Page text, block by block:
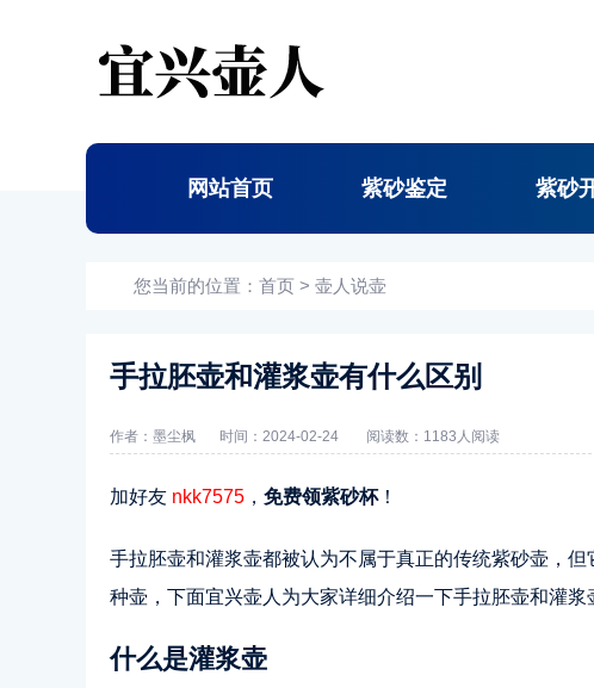
网站首页 紫砂鉴定 紫砂
您当前的位置： 首页 > 壶人说壶
手拉胚壶和灌浆壶有什么区别
作者：墨尘枫 时间：2024-02-24 阅读数： 1183人阅读
加好友 nkk7575 ， 免费领紫砂杯！
手拉胚壶和灌浆壶都被认为不属于真正的传统紫砂壶，
种壶，下面宜兴壶人为大家详细介绍一下手拉胚壶和灌浆
什么是灌浆壶